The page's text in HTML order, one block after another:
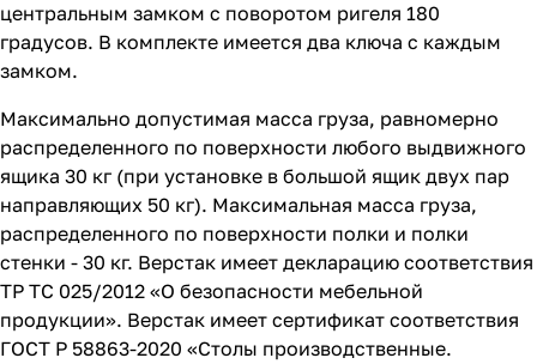
центральным замком с поворотом ригеля 180
градусов. В комплекте имеется два ключа с каждым
замком.
Максимально допустимая масса груза, равномерно
распределенного по поверхности любого выдвижного
ящика 30 кг (при установке в большой ящик двух пар
направляющих 50 кг). Максимальная масса груза,
распределенного по поверхности полки и полки
стенки - 30 кг. Верстак имеет декларацию соответствия
ТР ТС 025/2012 «О безопасности мебельной
продукции». Верстак имеет сертификат соответствия
ГОСТ Р 58863-2020 «Столы производственные.